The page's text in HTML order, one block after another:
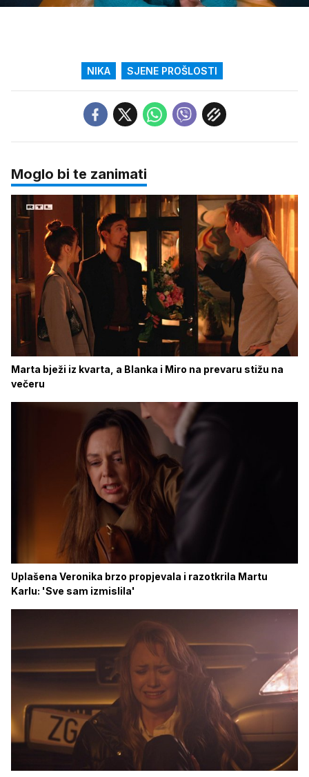
zvuk
NIKA SJENE PROŠLOSTI
Moglo bi te zanimati
Marta bježi iz kvarta, a Blanka i Miro na prevaru stižu na
večeru
Uplašena Veronika brzo propjevala i razotkrila Martu
Karlu: 'Sve sam izmislila'